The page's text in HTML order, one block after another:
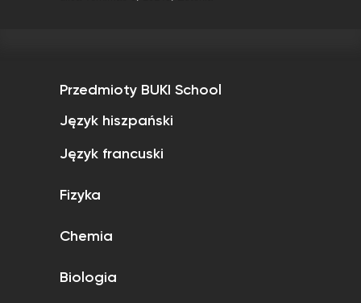
Przedmioty BUKI School
Język hiszpański
Język francuski
Fizyka
Chemia
Biologia